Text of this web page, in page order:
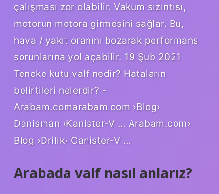
çalışması zor olabilir. Vakum sızıntısı,
motorun motora girmesini sağlar. Bu,
hava / yakıt oranını bozarak performans
sorunlarına yol açabilir. 19 Şub 2021
Teneke kutu valf nedir? Hataların
belirtileri nelerdir? -
Arabam.comarabam.com ›Blog›
Danisman ›Kanister-V … Arabam.com›
Blog ›Drilik› Canister-V …
Arabada valf nasıl anlarız?